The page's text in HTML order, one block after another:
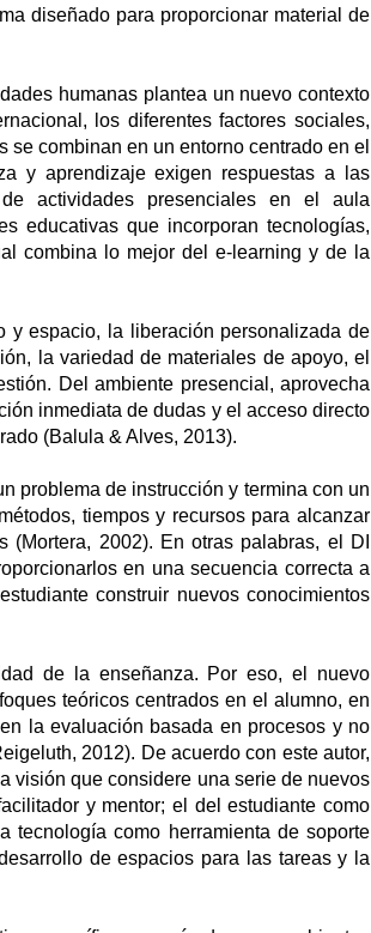
diseñado para proporcionar material de
humanas plantea un nuevo contexto
los diferentes factores sociales,
combinan en un entorno centrado en el
y aprendizaje exigen respuestas a las
de actividades presenciales en el aula
educativas que incorporan tecnologías,
combina
lo mejor del e-learning y de la
y espacio, la liberación personalizada de
la variedad de materiales de apoyo, el
Del ambiente presencial, aprovecha
inmediata de dudas y el acceso directo
(Balula & Alves, 2013).
problema de instrucción y termina con un
tiempos y recursos para alcanzar
2002). En otras palabras, el DI
en una secuencia correcta a
construir nuevos conocimientos
de la enseñanza. Por eso, el nuevo
teóricos centrados en el alumno, en
la evaluación basada en procesos y no
2012). De acuerdo con este autor,
visión que considere una serie de nuevos
y mentor; el del estudiante como
tecnología como herramienta de soporte
de espacios para las tareas y la